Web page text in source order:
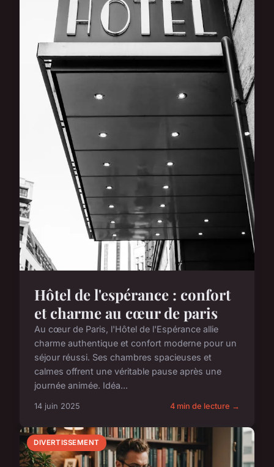
Hôtel de l'espérance : confort
et charme au cœur de paris
Au cœur de Paris, l'Hôtel de l'Espérance allie
charme authentique et confort moderne pour un
séjour réussi. Ses chambres spacieuses et
calmes offrent une véritable pause après une
journée animée. Idéa...
14 juin 2025 4 min de lecture →
DIVERTISSEMENT